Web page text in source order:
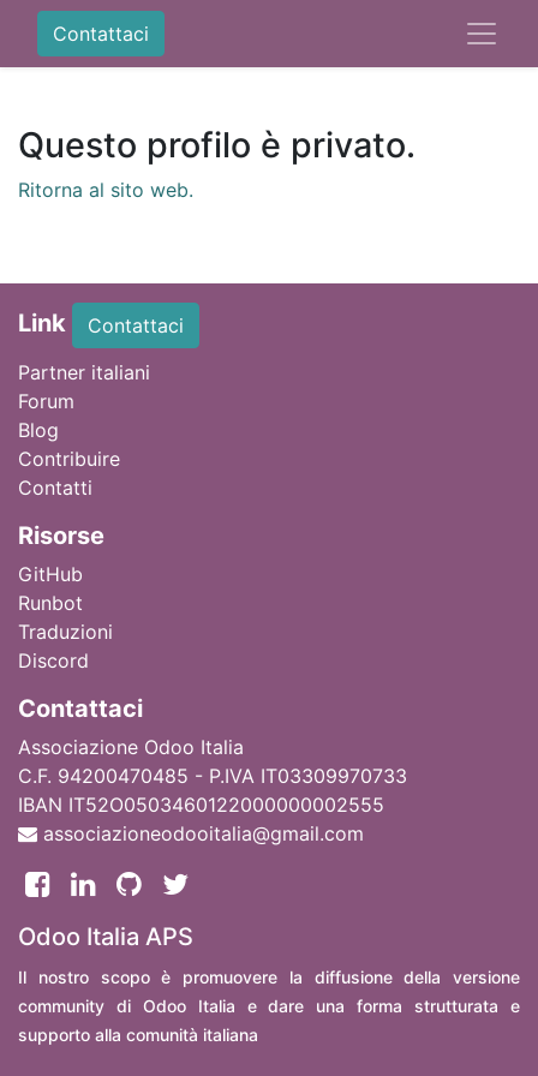
Contattaci
Questo profilo è privato.
Ritorna al sito web.
Link
Contattaci
Partner italiani
Forum
Blog
Contribuire
Contatti
Risorse
GitHub
Runbot
Traduzioni
Discord
Contattaci
Associazione Odoo Italia
C.F. 94200470485 - P.IVA IT03309970733
IBAN IT52O0503460122000000002555
associazioneodooitalia@gmail.com
Odoo Italia APS
Il nostro scopo è promuovere la diffusione della versione
community di Odoo Italia e dare una forma strutturata e
supporto alla comunità italiana